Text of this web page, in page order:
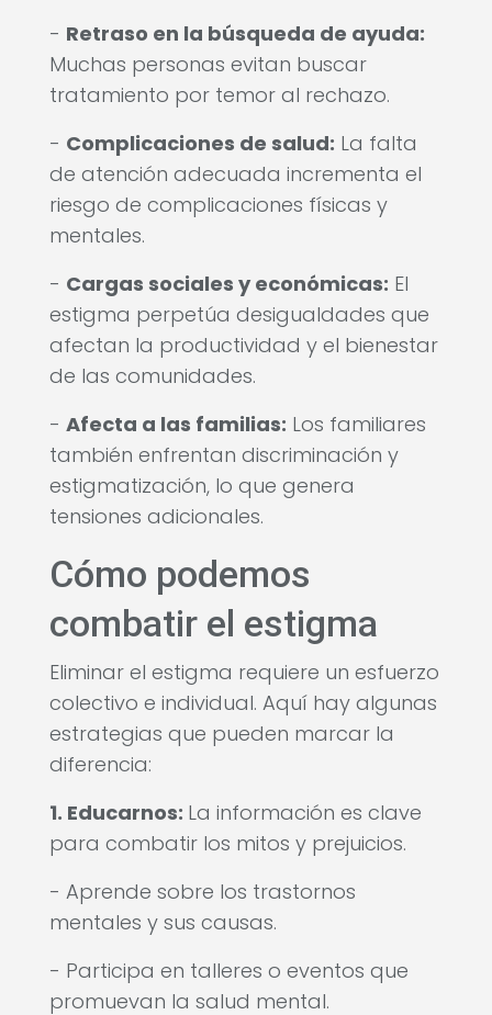
- Retraso en la búsqueda de ayuda:
Muchas personas evitan buscar
tratamiento por temor al rechazo.
- Complicaciones de salud: La falta
de atención adecuada incrementa el
riesgo de complicaciones físicas y
mentales.
- Cargas sociales y económicas: El
estigma perpetúa desigualdades que
afectan la productividad y el bienestar
de las comunidades.
- Afecta a las familias: Los familiares
también enfrentan discriminación y
estigmatización, lo que genera
tensiones adicionales.
Cómo podemos
combatir el estigma
Eliminar el estigma requiere un esfuerzo
colectivo e individual. Aquí hay algunas
estrategias que pueden marcar la
diferencia:
1. Educarnos: La información es clave
para combatir los mitos y prejuicios.
- Aprende sobre los trastornos
mentales y sus causas.
- Participa en talleres o eventos que
promuevan la salud mental.